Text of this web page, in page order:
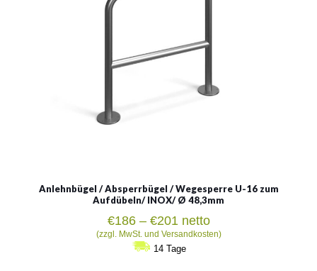
Siehe mehr
Anlehnbügel / Absperrbügel / Wegesperre U-16 zum
Aufdübeln/ INOX/ Ø 48,3mm
€186 – €201 Preisspanne:
€186
bis
netto
(zzgl. MwSt. und Versandkosten)
14 Tage